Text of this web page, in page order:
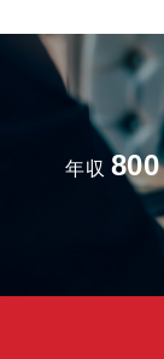
年収 800